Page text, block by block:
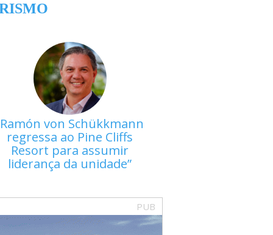
Ramón von Schükkmann
regressa ao Pine Cliffs
Resort para assumir
liderança da unidade
PUB